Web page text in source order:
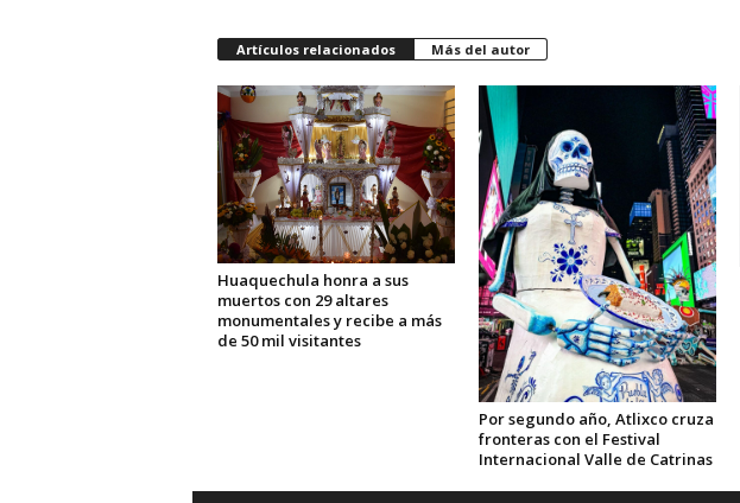
Artículos relacionados Más del autor
Huaquechula honra a sus
muertos con 29 altares
monumentales y recibe a más
de 50 mil visitantes
Por segundo año, Atlixco cruza
fronteras con el Festival
Internacional Valle de Catrinas